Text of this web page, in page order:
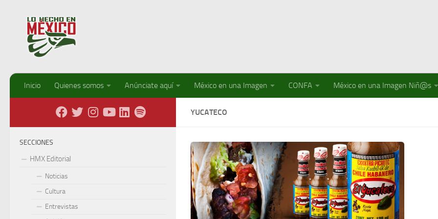
Inicio Quienes somos Anúnciate aquí México en una Imagen CONFA México en una Imagen Niñ@s
YUCATECO
SECCIONES
HMX Editorial
Noticias
Cultura
Entrevistas